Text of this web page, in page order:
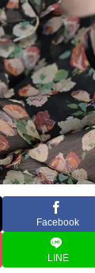
Facebook
LINE